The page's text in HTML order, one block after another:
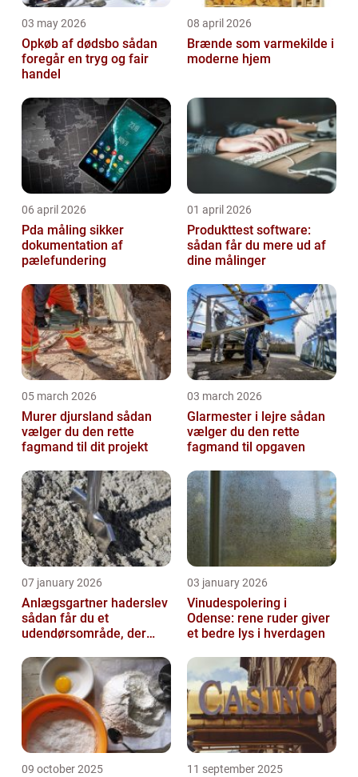
03 may 2026
Opkøb af dødsbo sådan
foregår en tryg og fair
handel
08 april 2026
Brænde som varmekilde i
moderne hjem
06 april 2026
Pda måling sikker
dokumentation af
pælefundering
01 april 2026
Produkttest software:
sådan får du mere ud af
dine målinger
05 march 2026
Murer djursland sådan
vælger du den rette
fagmand til dit projekt
03 march 2026
Glarmester i lejre sådan
vælger du den rette
fagmand til opgaven
07 january 2026
Anlægsgartner haderslev
sådan får du et
udendørsområde, der
03 january 2026
Vinudespolering i
Odense: rene ruder giver
et bedre lys i hverdagen
09 october 2025 11 september 2025